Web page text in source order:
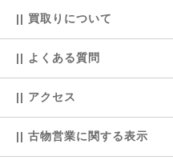
|| 買取りについて
|| よくある質問
|| アクセス
|| 古物営業に関する表示